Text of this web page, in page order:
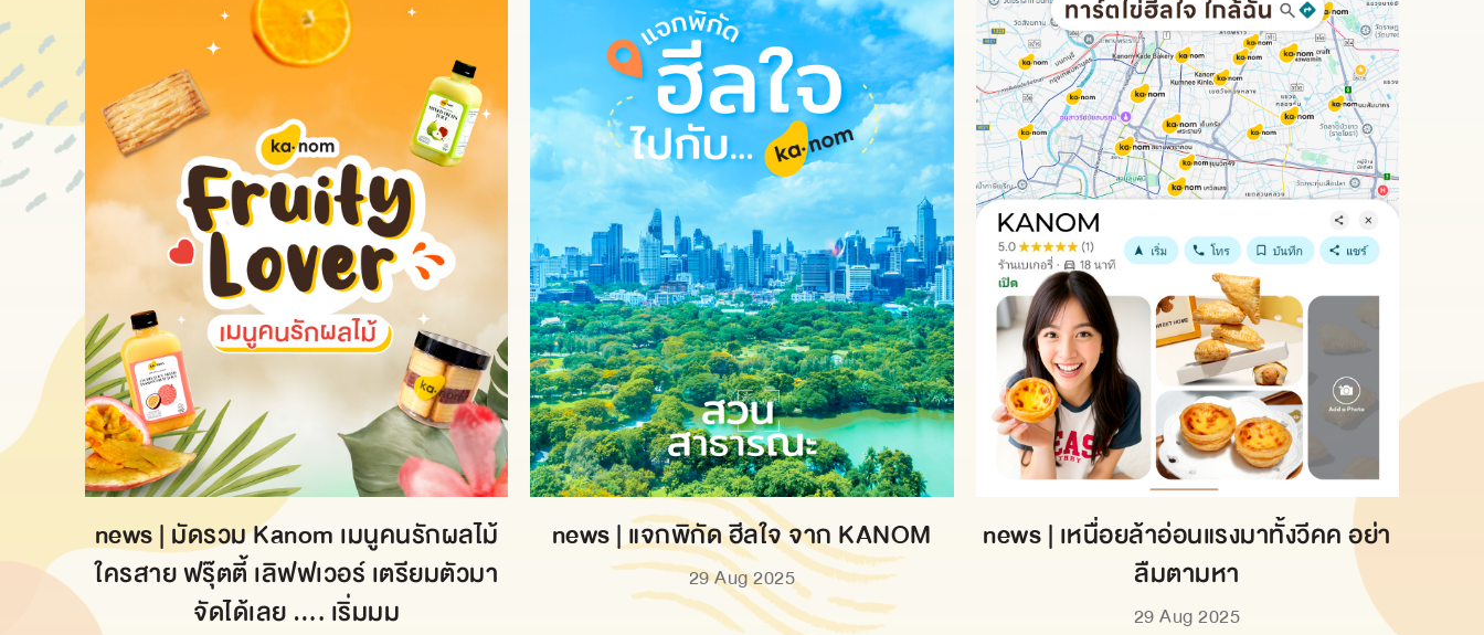
news | มัดรวม Kanom เมนูคนรักผลไม้
ใครสาย ฟรุ๊ตตี้ เลิฟฟเวอร์ เตรียมตัวมา
จัดได้เลย …. เริ่มมม
news | แจกพิกัด ฮีลใจ จาก KANOM
29 Aug 2025
news | เหนื่อยล้าอ่อนแรงมาทั้งวีคค อย่า
ลืมตามหา
29 Aug 2025